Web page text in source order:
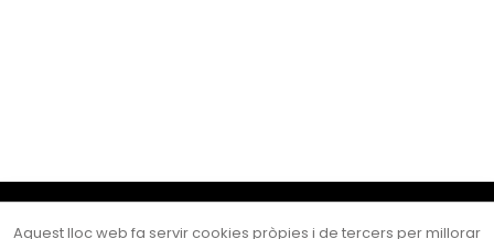
Cultura Mataró
Aquest lloc web fa servir cookies pròpies i de tercers per millorar